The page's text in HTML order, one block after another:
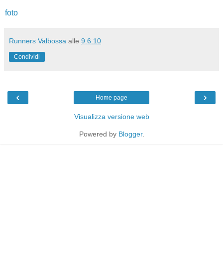
foto
Runners Valbossa alle 9.6.10
Condividi
‹ ›
Home page
Visualizza versione web
Powered by Blogger.